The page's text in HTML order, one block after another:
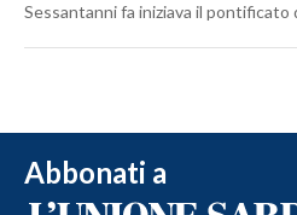
Sessantanni fa iniziava il
Abbonati a